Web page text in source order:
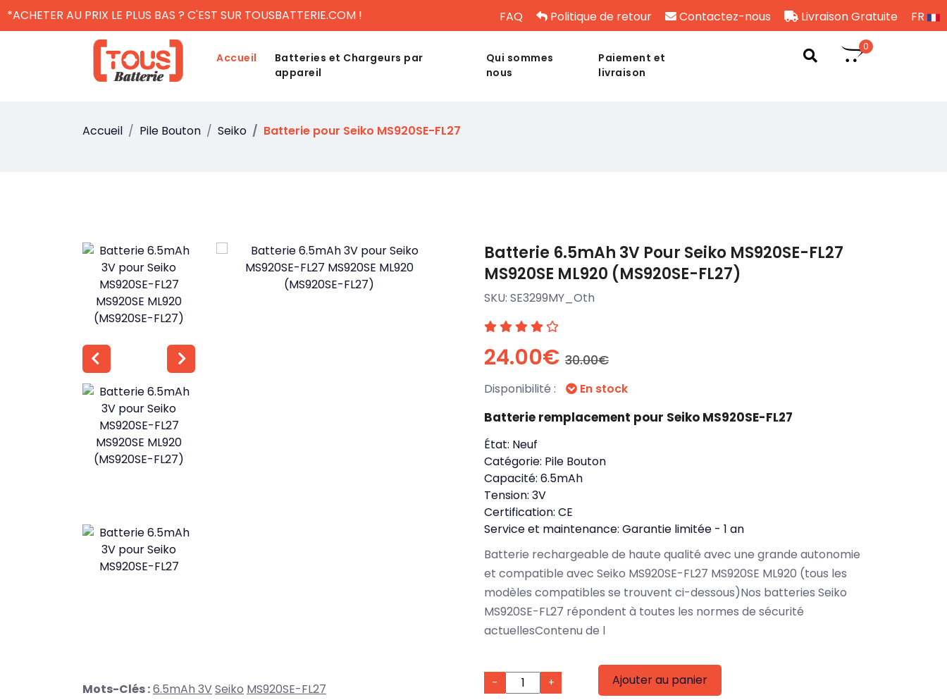
*ACHETER AU PRIX LE PLUS BAS ? C'EST SUR TOUSBATTERIE.COM ! FAQ Politique de retour Contactez-nous Livraison Gratuite FR
Accueil
Batteries et Chargeurs par
appareil
Qui sommes
nous
Paiement et
livraison
0
Accueil Pile Bouton Seiko Batterie pour Seiko MS920SE-FL27
Mots-Clés :6.5mAh 3VSeiko MS920SE-FL27
Batterie 6.5mAh 3V Pour Seiko MS920SE-FL27
MS920SE ML920 (MS920SE-FL27)
SKU: SE3299MY_Oth
24.00€ 30.00€
Disponibilité : En stock
Batterie remplacement pour Seiko MS920SE-FL27
État: Neuf
Catégorie: Pile Bouton
Capacité: 6.5mAh
Tension: 3V
Certification: CE
Service et maintenance: Garantie limitée - 1 an
Batterie rechargeable de haute qualité avec une grande autonomie
et compatible avec Seiko MS920SE-FL27 MS920SE ML920 (tous les
modèles compatibles se trouvent ci-dessous)Nos batteries Seiko
MS920SE-FL27 répondent à toutes les normes de sécurité
actuellesContenu de l
- + Ajouter au panier